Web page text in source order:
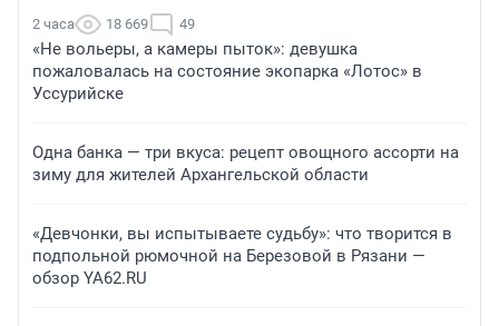
2 часа 18 669 49
«Не вольеры, а камеры пыток»: девушка
пожаловалась на состояние экопарка «Лотос» в
Уссурийске
Одна банка — три вкуса: рецепт овощного ассорти на
зиму для жителей Архангельской области
«Девчонки, вы испытываете судьбу»: что творится в
подпольной рюмочной на Березовой в Рязани —
обзор YA62.RU